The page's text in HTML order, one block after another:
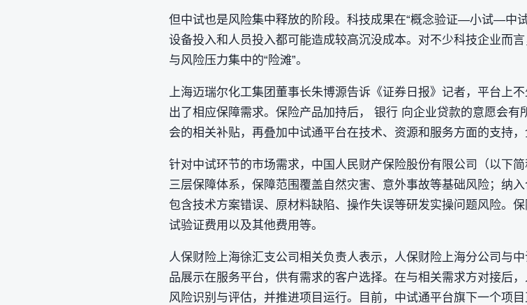
但中试也是风险集中释放的阶段。科技成果在“概念验证—小试—中
设备投入和人员投入都可能造成较高沉没成本。对不少科技企业而
与风险压力集中的“险滩”。
上海迈瑞尔化工集团董事长朱博源告诉《证券日报》记者，平台上
出了相应保障需求。保险产品加持后， 银行 向企业贷款的意愿会
会的相关补贴，再叠加中试通平台在技术、资源和服务方面的支持，
针对中试环节的市场需求，中国人民财产保险股份有限公司（以下
三层保障体系，保障范围覆盖自然灾害、意外事故等基础风险；纳
包含技术方案错误、原材料缺陷、操作失误等研发实操问题风险。
试验证费用以及其他费用等。
人保财险上海徐汇支公司相关负责人表示，人保财险上海分公司与
品展示在服务平台，供有需求的客户选择。在与相关需求方对接后
风险识别与评估，并推进项目运行。目前，中试通平台旗下一个项目